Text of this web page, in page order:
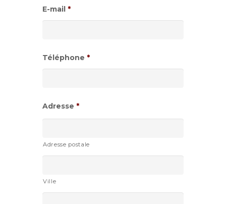
de
date
MM
E-mail *
Téléphone *
Adresse *
Adresse postale
Ville